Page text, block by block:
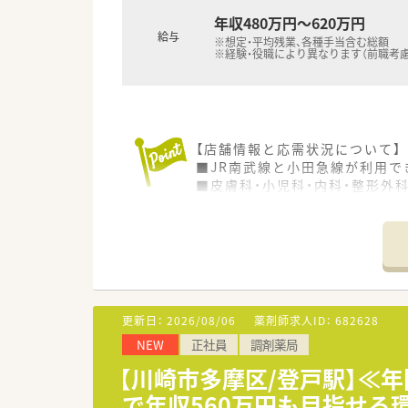
給与
年収480万円～620万円
※想定・平均残業、各種手当含む総額
※経験・役職により異なります（前職考
【店舗情報と応需状況について】
■JR南武線と小田急線が利用で
■皮膚科・小児科・内科・整形
■ドラッグストアと調剤薬局の
■調剤業務に専念できる環境を
【求人情報について】
■ご経験やスキルに応じて、管
■年間休日は120日以上を確保
■産休・育休の取得実績も多数
更新日： 2026/08/06 薬剤師求人ID： 682628
NEW 正社員 調剤薬局
【川崎市多摩区/登戸駅】≪